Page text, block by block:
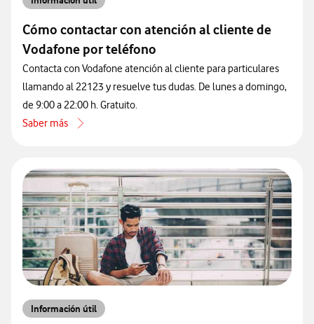
Cómo contactar con atención al cliente de
Vodafone por teléfono
Contacta con Vodafone atención al cliente para particulares
llamando al 22123 y resuelve tus dudas. De lunes a domingo,
de 9:00 a 22:00 h. Gratuito.
Saber más
acerca de Cómo contactar con atención al cliente de Vodafone
Información útil